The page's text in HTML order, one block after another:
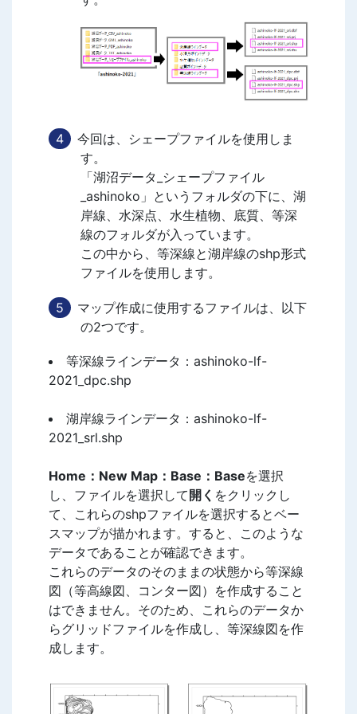
今回は、シェープファイルを使用しま
す。
「湖沼データ_シェープファイル
_ashinoko」というフォルダの下に、湖
岸線、水深点、水生植物、底質、等深
線のフォルダが入っています。
この中から、等深線と湖岸線のshp形式
ファイルを使用します。
マップ作成に使用するファイルは、以下
の2つです。
等深線ラインデータ：ashinoko-lf-
2021_dpc.shp
湖岸線ラインデータ：ashinoko-lf-
2021_srl.shp
Home：New Map：Base：Baseを選択
し、ファイルを選択して開く をクリックし
て、これらのshpファイルを選択するとベー
スマップが描かれます。すると、このような
データであることが確認できます。
これらのデータのそのままの状態から等深線
図（等高線図、コンター図）を作成すること
はできません。そのため、これらのデータか
らグリッドファイルを作成し、等深線図を作
成します。